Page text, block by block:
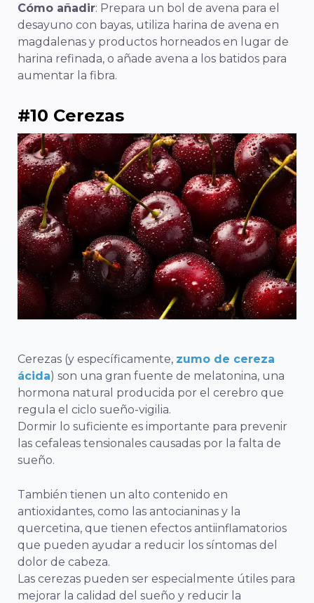
Cómo añadir: Prepara un bol de avena para el
desayuno con bayas, utiliza harina de avena en
magdalenas y productos horneados en lugar de
harina refinada, o añade avena a los batidos para
aumentar la fibra.
#10 Cerezas
Cerezas (y específicamente, zumo de cereza
ácida) son una gran fuente de melatonina, una
hormona natural producida por el cerebro que
regula el ciclo sueño-vigilia.
Dormir lo suficiente es importante para prevenir
las cefaleas tensionales causadas por la falta de
sueño.
También tienen un alto contenido en
antioxidantes, como las antocianinas y la
quercetina, que tienen efectos antiinflamatorios
que pueden ayudar a reducir los síntomas del
dolor de cabeza.
Las cerezas pueden ser especialmente útiles para
mejorar la calidad del sueño y reducir la